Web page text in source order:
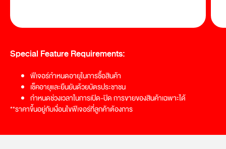
Special Feature Requirements:
ฟีเจอร์กำหนดอายุในการชื้อสินค้า
เช็คอายุและยืนยันด้วยบัตรประชาชน
กำหนดช่วงเวลาในการเปิด-ปิด การขายของสินค้าเฉพาะได้
**ราคาขึ้นอยู่กับเงื่อนไขฟีเจอร์ที่ลูกค้าต้องการ